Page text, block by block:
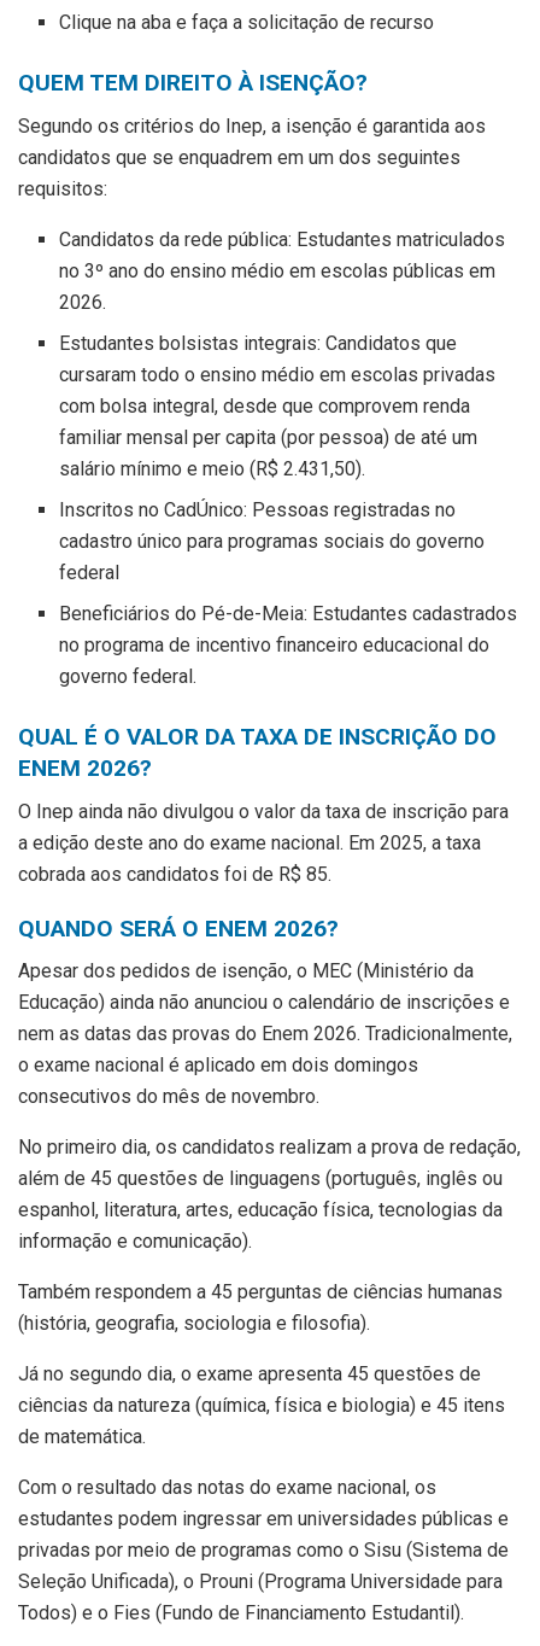
Clique na aba e faça a solicitação de recurso
QUEM TEM DIREITO À ISENÇÃO?
Segundo os critérios do Inep, a isenção é garantida aos
candidatos que se enquadrem em um dos seguintes
requisitos:
Candidatos da rede pública: Estudantes matriculados
no 3º ano do ensino médio em escolas públicas em
2026.
Estudantes bolsistas integrais: Candidatos que
cursaram todo o ensino médio em escolas privadas
com bolsa integral, desde que comprovem renda
familiar mensal per capita (por pessoa) de até um
salário mínimo e meio (R$ 2.431,50).
Inscritos no CadÚnico: Pessoas registradas no
cadastro único para programas sociais do governo
federal
Beneficiários do Pé-de-Meia: Estudantes cadastrados
no programa de incentivo financeiro educacional do
governo federal.
QUAL É O VALOR DA TAXA DE INSCRIÇÃO DO
ENEM 2026?
O Inep ainda não divulgou o valor da taxa de inscrição para
a edição deste ano do exame nacional. Em 2025, a taxa
cobrada aos candidatos foi de R$ 85.
QUANDO SERÁ O ENEM 2026?
Apesar dos pedidos de isenção, o MEC (Ministério da
Educação) ainda não anunciou o calendário de inscrições e
nem as datas das provas do Enem 2026. Tradicionalmente,
o exame nacional é aplicado em dois domingos
consecutivos do mês de novembro.
No primeiro dia, os candidatos realizam a prova de redação,
além de 45 questões de linguagens (português, inglês ou
espanhol, literatura, artes, educação física, tecnologias da
informação e comunicação).
Também respondem a 45 perguntas de ciências humanas
(história, geografia, sociologia e filosofia).
Já no segundo dia, o exame apresenta 45 questões de
ciências da natureza (química, física e biologia) e 45 itens
de matemática.
Com o resultado das notas do exame nacional, os
estudantes podem ingressar em universidades públicas e
privadas por meio de programas como o Sisu (Sistema de
Seleção Unificada), o Prouni (Programa Universidade para
Todos) e o Fies (Fundo de Financiamento Estudantil).